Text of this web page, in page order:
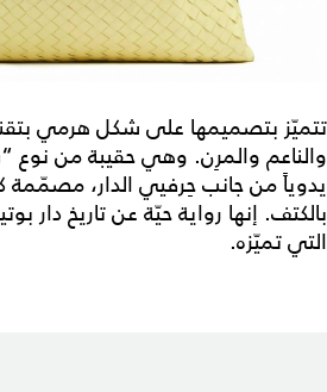
والناعم والمرِن. وهي حقيبة من
يدوياً من جانب حِرفيي الدار، مصمّمة
بالكتف. إنها رواية حيّة عن تاريخ دار
التي تميّزه.